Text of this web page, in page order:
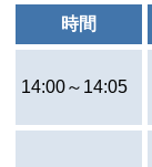
時間
14:00～14:05